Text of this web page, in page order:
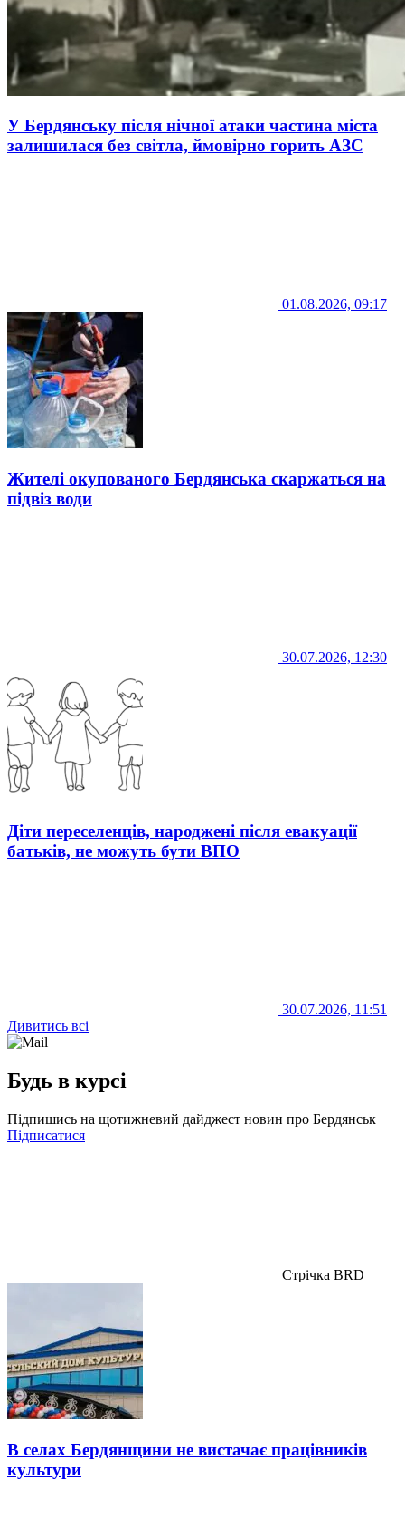
У Бердянську після нічної атаки частина міста
залишилася без світла, ймовірно горить АЗС
01.08.2026, 09:17
Жителі окупованого Бердянська скаржаться на
підвіз води
30.07.2026, 12:30
Діти переселенців, народжені після евакуації
батьків, не можуть бути ВПО
30.07.2026, 11:51
Дивитись всі
Будь в курсі
Підпишись на щотижневий дайджест новин про Бердянськ
Підписатися
Стрічка BRD
В селах Бердянщини не вистачає працівників
культури